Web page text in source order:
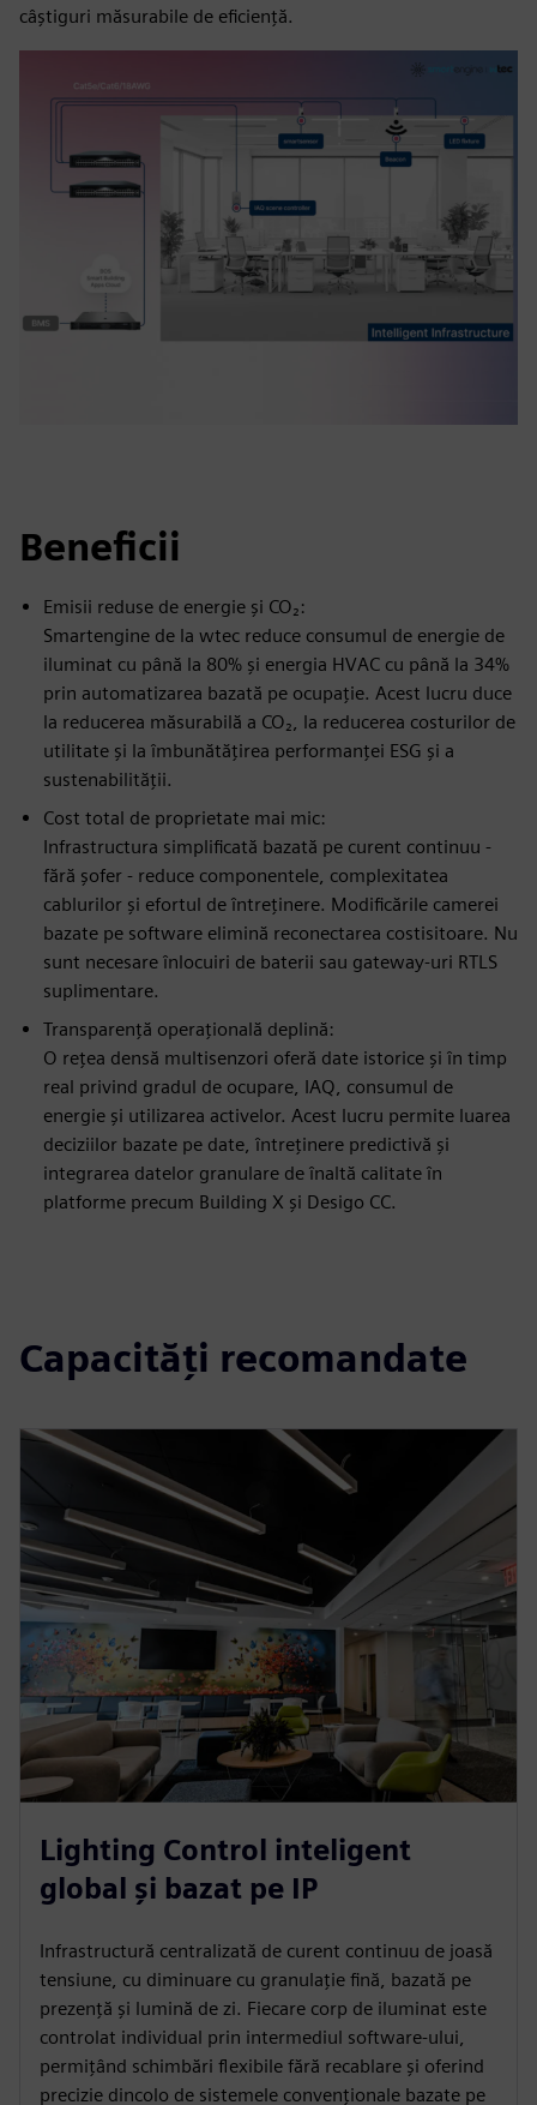
câștiguri măsurabile de eficiență.
Beneficii
Emisii reduse de energie și CO₂:
Smartengine de la wtec reduce consumul de energie de
iluminat cu până la 80% și energia HVAC cu până la 34%
prin automatizarea bazată pe ocupație. Acest lucru duce
la reducerea măsurabilă a CO₂, la reducerea costurilor de
utilitate și la îmbunătățirea performanței ESG și a
sustenabilității.
Cost total de proprietate mai mic:
Infrastructura simplificată bazată pe curent continuu -
fără șofer - reduce componentele, complexitatea
cablurilor și efortul de întreținere. Modificările camerei
bazate pe software elimină reconectarea costisitoare. Nu
sunt necesare înlocuiri de baterii sau gateway-uri RTLS
suplimentare.
Transparență operațională deplină:
O rețea densă multisenzori oferă date istorice și în timp
real privind gradul de ocupare, IAQ, consumul de
energie și utilizarea activelor. Acest lucru permite luarea
deciziilor bazate pe date, întreținere predictivă și
integrarea datelor granulare de înaltă calitate în
platforme precum Building X și Desigo CC.
Capacități recomandate
Lighting Control inteligent
global și bazat pe IP
Infrastructură centralizată de curent continuu de joasă
tensiune, cu diminuare cu granulație fină, bazată pe
prezență și lumină de zi. Fiecare corp de iluminat este
controlat individual prin intermediul software-ului,
permițând schimbări flexibile fără recablare și oferind
precizie dincolo de sistemele convenționale bazate pe